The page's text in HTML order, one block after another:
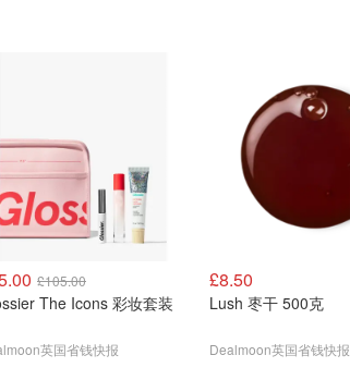
£105.00
Glossier The Icons 彩妆套装
英国省钱快报
£8.50
Lush 枣干 500克
Dealmoon英国省钱快报